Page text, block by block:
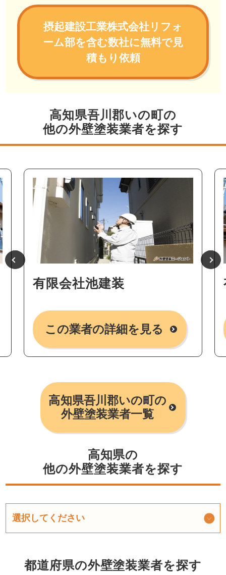
摂起建設工業株式会社リフォ
ーム部を含む数社に無料で見
積もり依頼
高知県吾川郡いの町の
他の外壁塗装業者を探す
有限会社池建装
この業者の詳細を見る
高知県吾川郡いの町の
外壁塗装業者一覧
高知県の
他の外壁塗装業者を探す
都道府県の外壁塗装業者を探す